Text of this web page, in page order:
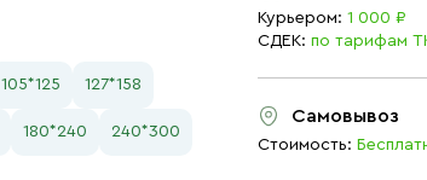
105*125 127*158
180*240 240*300
Курьером: 1 000 ₽
СДЕК: по тарифам
Самовывоз
Стоимость: